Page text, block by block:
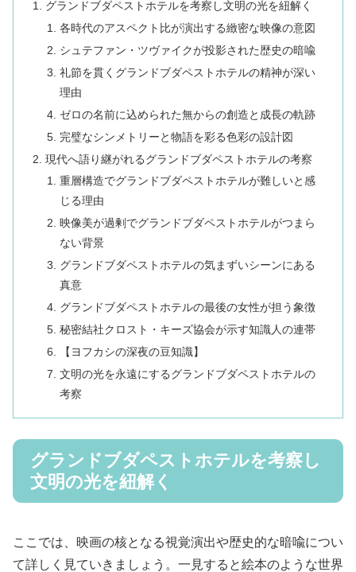
グランドブダペストホテルを考察し文明の光を紐解く
各時代のアスペクト比が演出する緻密な映像の意図
シュテファン・ツヴァイクが投影された歴史の暗喩
礼節を貫くグランドブダペストホテルの精神が深い
理由
ゼロの名前に込められた無からの創造と成長の軌跡
完璧なシンメトリーと物語を彩る色彩の設計図
現代へ語り継がれるグランドブダペストホテルの考察
重層構造でグランドブダペストホテルが難しいと感
じる理由
映像美が過剰でグランドブダペストホテルがつまら
ない背景
グランドブダペストホテルの気まずいシーンにある
真意
グランドブダペストホテルの最後の女性が担う象徴
秘密結社クロスト・キーズ協会が示す知識人の連帯
【ヨフカシの深夜の豆知識】
文明の光を永遠にするグランドブダペストホテルの
考察
グランドブダペストホテルを考察し
文明の光を紐解く
ここでは、映画の核となる視覚演出や歴史的な暗喩につい
て詳しく見ていきましょう。一見すると絵本のような世界